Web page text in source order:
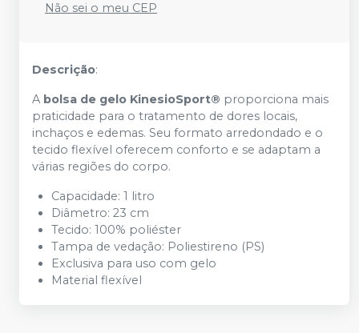
Não sei o meu CEP
Descrição:
A bolsa de gelo KinesioSport® proporciona mais
praticidade para o tratamento de dores locais,
inchaços e edemas. Seu formato arredondado e o
tecido flexível oferecem conforto e se adaptam a
várias regiões do corpo.
Capacidade: 1 litro
Diâmetro: 23 cm
Tecido: 100% poliéster
Tampa de vedação: Poliestireno (PS)
Exclusiva para uso com gelo
Material flexível